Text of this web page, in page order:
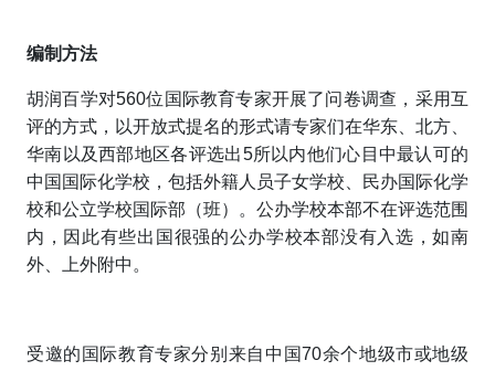
编制方法
胡润百学对560位 国际教育专家开展了问卷调查，采用互
评的方式，以开放式提名的形式请专家们在华东、北方、
华南以及西部地区各评选出5所以内他们心目中最认可的
中国国际化学校，包括外籍人员子女学校、民办国际化学
校和公立学校国际部（班）。公办学校本部不在评选范围
内，因此有些出国很强的公办学校本部没有入选，如南
外、上外附中。
受邀的国际教育专家分别来自中国70余个地级市或地级